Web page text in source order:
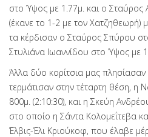
στο Ύψος με 1.77μ. και ο Σταύρος
(έκανε το 1-2 με τον Χατζηθεωρή)
τα κέρδισαν ο Σταύρος Σπύρου
Στυλιάνα Ιωαννίδου στο Ύψος με
Άλλα δύο κορίτσια μας
τερμάτισαν στην τέταρτη θέση, η
800μ. (2:10:30), και η Σκεύη
στο οποίο η Σάντα Κολομεΐτεβα
Έλβις-Έλι Κριούκοφ, που έλαβε